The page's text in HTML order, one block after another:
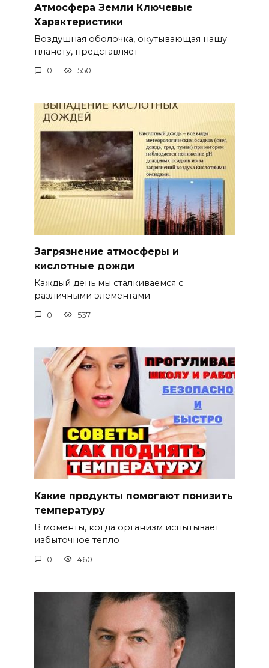
Атмосфера Земли Ключевые
Характеристики
Воздушная оболочка, окутывающая нашу
планету, представляет
0 550
Загрязнение атмосферы и
кислотные дожди
Каждый день мы сталкиваемся с
различными элементами
0 537
Какие продукты помогают понизить
температуру
В моменты, когда организм испытывает
избыточное тепло
0 460